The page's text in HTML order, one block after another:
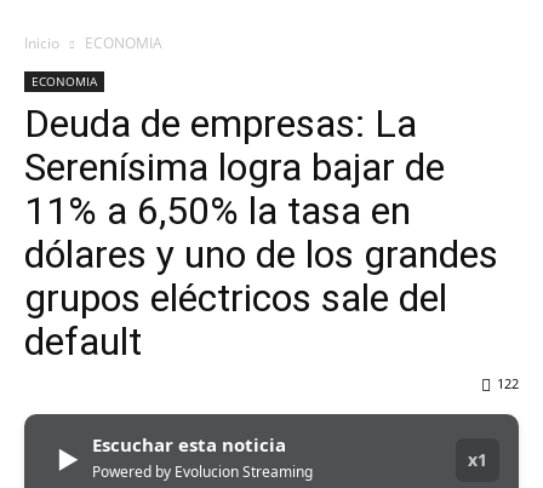
Inicio ECONOMIA
ECONOMIA
Deuda de empresas: La
Serenísima logra bajar de
11% a 6,50% la tasa en
dólares y uno de los grandes
grupos eléctricos sale del
default
122
▶ Escuchar esta noticia
Powered by Evolucion Streaming
x1